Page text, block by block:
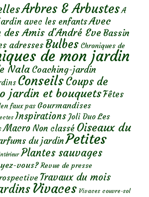
Arbres & Arbustes A
avec les enfantsAvec
Amis d'André Eve Bassin
adresses Bulbes Chroniques de
de mon jardin
Nala Coaching-jardin
ConseilsCoups de
jardin et bouquetsFêtes
faux pas Gourmandises
Inspirations Joli Duo Les
Macro Non classé Oiseaux du
du jardinPetites
Plantes sauvages
vous? Revue de presse
Travaux du mois
Vivaces Vivaces couvre-sol